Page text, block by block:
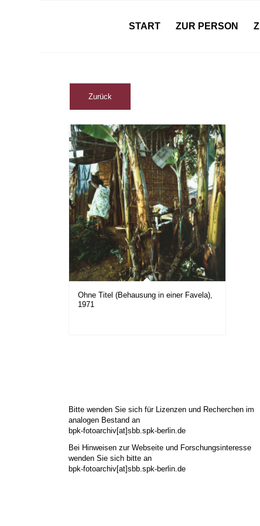
START ZUR PERSON
Ohne Titel (Behausung in einer Favela),
1971
Bitte wenden Sie sich für Lizenzen und Recherchen im
analogen Bestand an
bpk-fotoarchiv[at]sbb.spk-berlin.de
Bei Hinweisen zur Webseite und Forschungsinteresse
wenden Sie sich bitte an
bpk-fotoarchiv[at]sbb.spk-berlin.de